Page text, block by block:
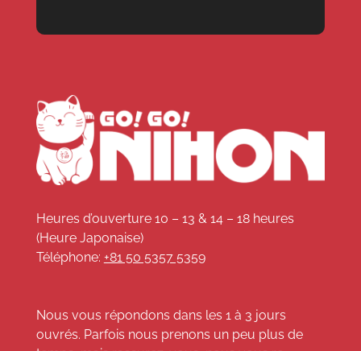
Heures d’ouverture 10 – 13 & 14 – 18 heures
(Heure Japonaise)
Téléphone: +81 50 5357 5359
Nous vous répondons dans les 1 à 3 jours
ouvrés. Parfois nous prenons un peu plus de